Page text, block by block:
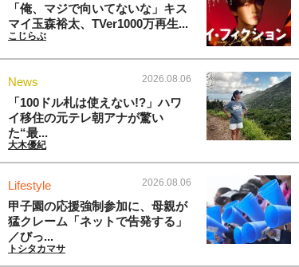
「俺、マジで向いてないな」キス
マイ玉森裕太、TVer1000万再生...
こじらぶ
News 2026.08.06
「100ドル札は使えない!?」ハワ
イ移住の元テレ朝アナが驚い
た“最...
大木優紀
Lifestyle 2026.08.06
甲子園の応援強制参加に、母親が
猛クレーム「ネットで告発する」
／びっ...
トシタカマサ